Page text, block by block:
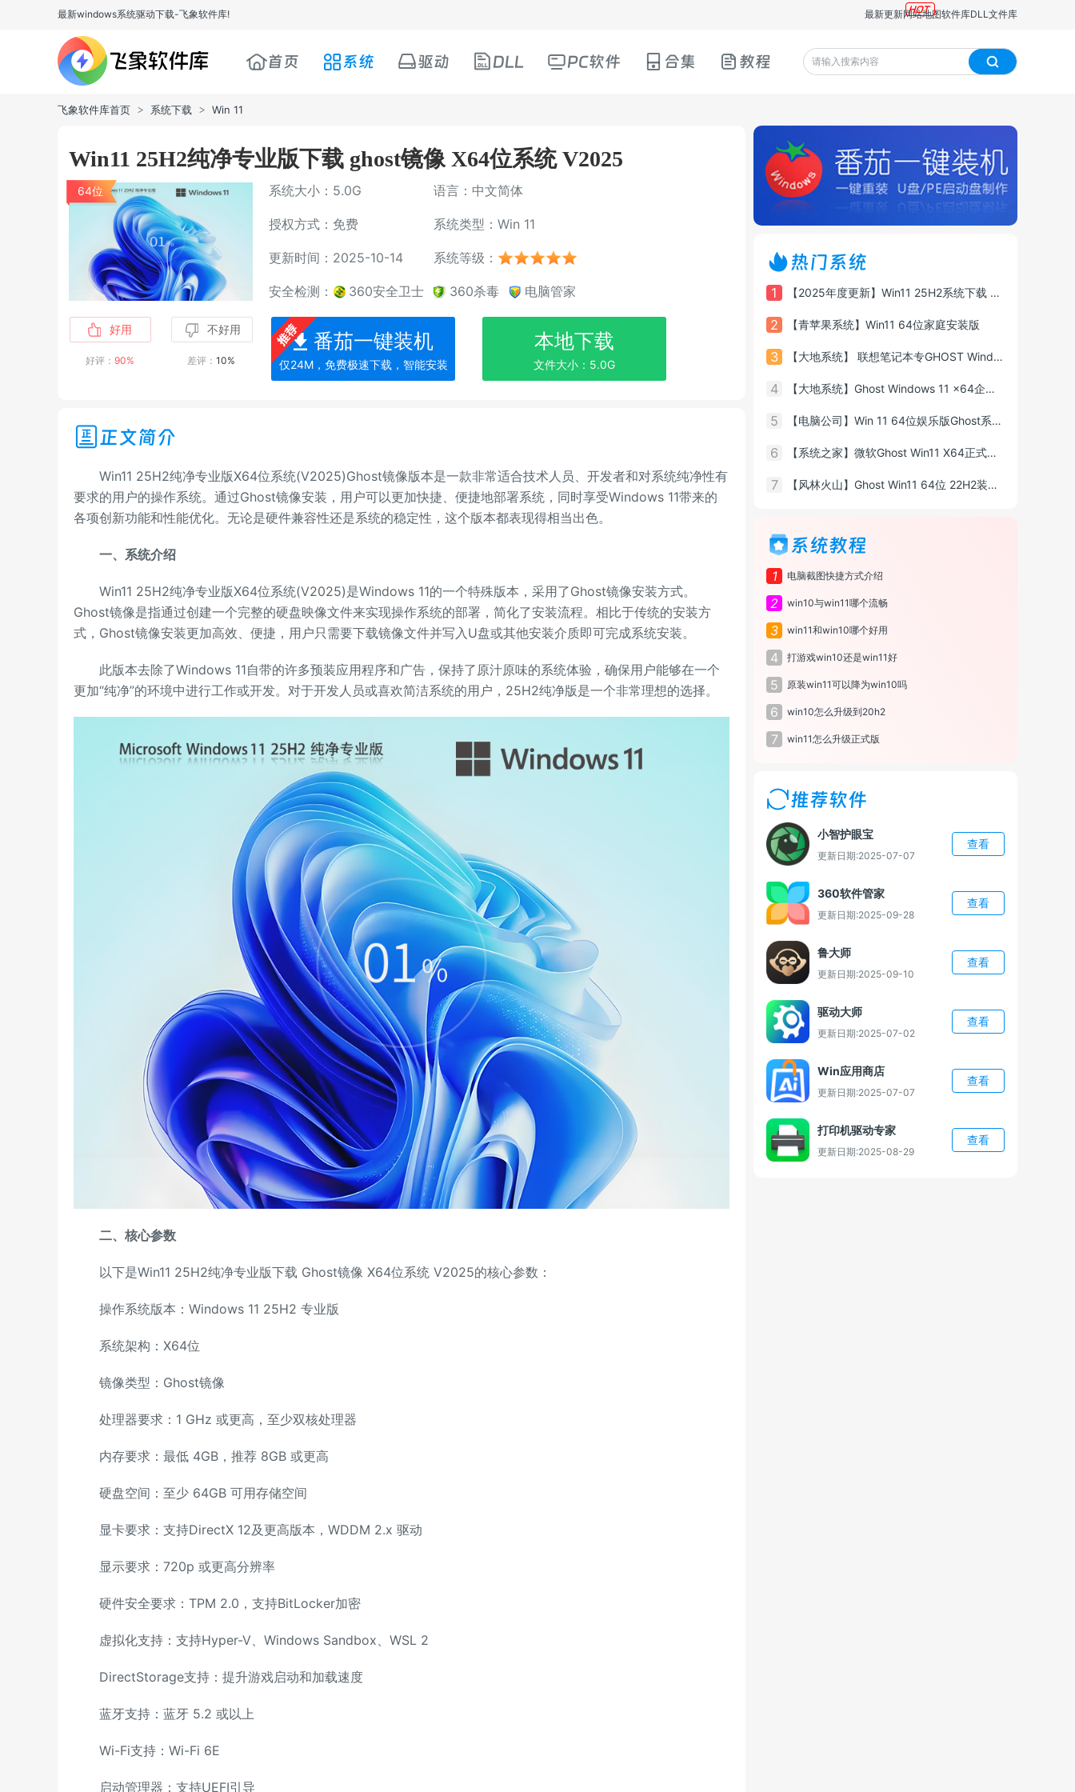
最新windows系统驱动下载-飞象软件库! 最新更新网站地图软件库DLL文件库
首页 系统 驱动 DLL PC软件 合集 教程
飞象软件库首页 > 系统下载 > Win 11
Win11 25H2纯净专业版下载 ghost镜像 X64位系统 V2025
64位 系统大小：5.0G 语言：中文简体
授权方式：免费 系统类型：Win 11
更新时间：2025-10-14 系统等级：
安全检测： 360安全卫士 360杀毒 电脑管家
好用
好评： 90%
不好用
差评： 10%
番茄一键装机
仅24M，免费极速下载，智能安装
本地下载
文件大小：5.0G
正文简介
Win11 25H2纯净专业版X64位系统(V2025)Ghost镜像版本是一款非常适合技术人员、开发者和对系统纯净性有
要求的用户的操作系统。通过Ghost镜像安装，用户可以更加快捷、便捷地部署系统，同时享受Windows 11带来的
各项创新功能和性能优化。无论是硬件兼容性还是系统的稳定性，这个版本都表现得相当出色。
一、系统介绍
Win11 25H2纯净专业版X64位系统(V2025)是Windows 11的一个特殊版本，采用了Ghost镜像安装方式。
Ghost镜像是指通过创建一个完整的硬盘映像文件来实现操作系统的部署，简化了安装流程。相比于传统的安装方
式，Ghost镜像安装更加高效、便捷，用户只需要下载镜像文件并写入U盘或其他安装介质即可完成系统安装。
此版本去除了Windows 11自带的许多预装应用程序和广告，保持了原汁原味的系统体验，确保用户能够在一个
更加“纯净”的环境中进行工作或开发。对于开发人员或喜欢简洁系统的用户，25H2纯净版是一个非常理想的选择。
二、核心参数
以下是Win11 25H2纯净专业版下载 Ghost镜像 X64位系统 V2025的核心参数：
操作系统版本：Windows 11 25H2 专业版
系统架构：X64位
镜像类型：Ghost镜像
处理器要求：1 GHz 或更高，至少双核处理器
内存要求：最低 4GB，推荐 8GB 或更高
硬盘空间：至少 64GB 可用存储空间
显卡要求：支持DirectX 12及更高版本，WDDM 2.x 驱动
显示要求：720p 或更高分辨率
硬件安全要求：TPM 2.0，支持BitLocker加密
虚拟化支持：支持Hyper-V、Windows Sandbox、WSL 2
DirectStorage支持：提升游戏启动和加载速度
蓝牙支持：蓝牙 5.2 或以上
Wi-Fi支持：Wi-Fi 6E
启动管理器：支持UEFI引导
热门系统
1 【2025年度更新】Win11 25H2系统下载 26200.6725 X64 专业版
2 【青苹果系统】Win11 64位家庭安装版
3 【大地系统】 联想笔记本专GHOST Windows11 64位游戏增强版系统镜像
4 【大地系统】Ghost Windows 11 x64企业版特别版
5 【电脑公司】Win 11 64位娱乐版Ghost系统ISO镜像
6 【系统之家】微软Ghost Win11 X64正式版镜像
7 【风林火山】Ghost Win11 64位 22H2装机版
系统教程
1 电脑截图快捷方式介绍
2 win10与win11哪个流畅
3 win11和win10哪个好用
4 打游戏win10还是win11好
5 原装win11可以降为win10吗
6 win10怎么升级到20h2
7 win11怎么升级正式版
推荐软件
小智护眼宝
更新日期:2025-07-07
查看
360软件管家
更新日期:2025-09-28
查看
鲁大师
更新日期:2025-09-10
查看
驱动大师
更新日期:2025-07-02
查看
Win应用商店
更新日期:2025-07-07
查看
打印机驱动专家
更新日期:2025-08-29
查看